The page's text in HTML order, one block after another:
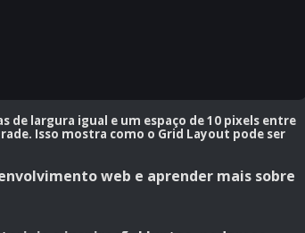
largura igual e um espaço de 10 pixels entre
Isso mostra como o Grid Layout pode ser
web e aprender mais sobre